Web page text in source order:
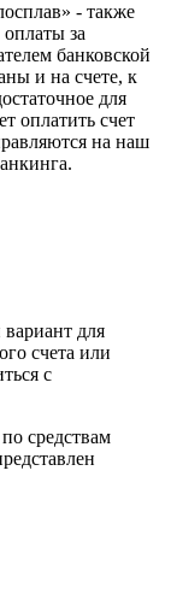
- также
за
банковской
и на счете, к
для
оплатить счет
на наш
для
счета или
с
средствам